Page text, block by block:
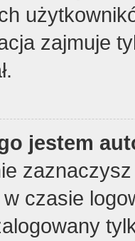
zajmuje
jestem
w czasie